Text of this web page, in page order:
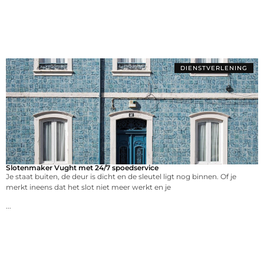
DIENSTVERLENING
Slotenmaker Vught met 24/7 spoedservice
Je staat buiten, de deur is dicht en de sleutel ligt nog binnen. Of je
merkt ineens dat het slot niet meer werkt en je
...